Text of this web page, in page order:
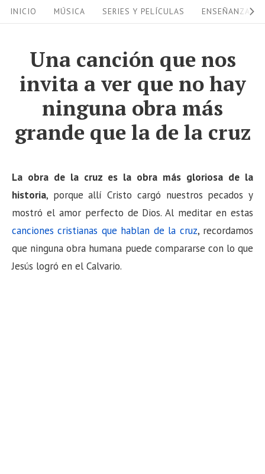
k
i
INICIO MÚSICA SERIES Y PELÍCULAS ENSEÑANZAS
Una canción que nos
invita a ver que no hay
ninguna obra más
grande que la de la cruz
La obra de la cruz es la obra más gloriosa de la
historia, porque allí Cristo cargó nuestros pecados y
mostró el amor perfecto de Dios. Al meditar en estas
canciones cristianas que hablan de la cruz, recordamos
que ninguna obra humana puede compararse con lo que
Jesús logró en el Calvario.